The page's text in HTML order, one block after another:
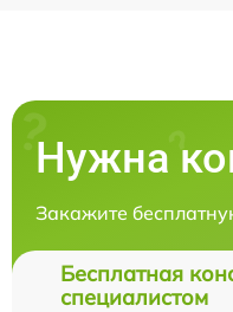
Нужна
Закажите
Бесплатная
специалистом